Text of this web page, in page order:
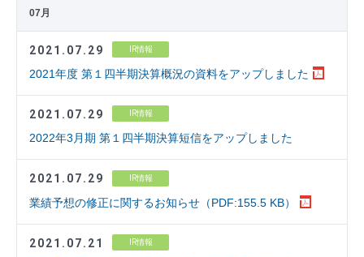
07月
2021.07.29 IR情報
2021年度 第１四半期決算概況の資料をアップしました
2021.07.29 IR情報
2022年3月期 第１四半期決算短信をアップしました
2021.07.29 IR情報
業績予想の修正に関するお知らせ（PDF:155.5 KB）
2021.07.21 IR情報